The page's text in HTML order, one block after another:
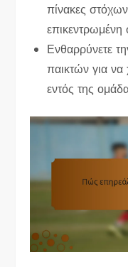
πίνακες
Ενθαρρύνετε
παικτών για να
εντός της